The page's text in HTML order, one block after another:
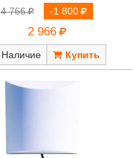
4 766
-1 800
2 966
Наличие